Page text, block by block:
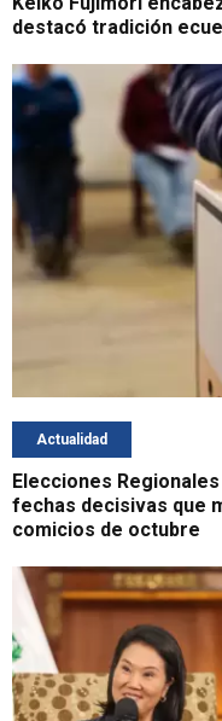
destacó tradición
Actualidad
Elecciones
fechas decisivas que
comicios de octubre